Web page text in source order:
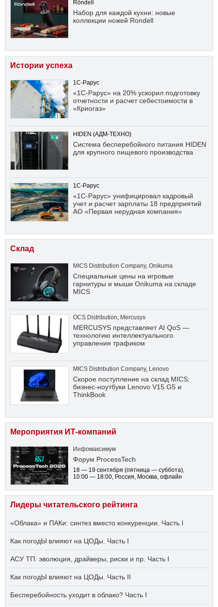
Röndell
Набор для каждой кухни: новые
коллекции ножей Rondell
Истории успеха
1С-Рарус
«1С-Рарус» на 20% ускорил подготовку
отчетности и расчет себестоимости в
«Криогаз»
HIDEN (АДМ-ТЕХНО)
Система бесперебойного питания HIDEN
для крупного пищевого производства
1С-Рарус
«1С-Рарус» унифицировал кадровый
учет и расчет зарплаты 18 предприятий
АО «Первая нерудная компания»
Склад
MICS Distribution Company, Onikuma
Специальные цены на игровые
гарнитуры и мыши Onikuma на складе
MICS
OCS Distribution, Mercusys
MERCUSYS представляет AI QoS —
технологию интеллектуального
управления трафиком
MICS Distribution Company, Lenovo
Скорое поступление на склад MICS:
бизнес-ноутбуки Lenovo V15 G5 и
ThinkBook
Мероприятия ИТ-компаний
Инфомаксимум
Форум ProcessTech
18 — 19 сентября (пятница — суббота),
10:00 — 18:00, Россия, Москва, офлайн
Лидеры читательского рейтинга
«Облака» и ПАКи: синтез вместо конкуренции. Часть I
Как погодЫ влияют на ЦОДы. Часть I
АСУ ТП: эволюция, драйверы, риски и пр. Часть I
Как погодЫ влияют на ЦОДы. Часть II
Бесперебойность уходит в облако? Часть I